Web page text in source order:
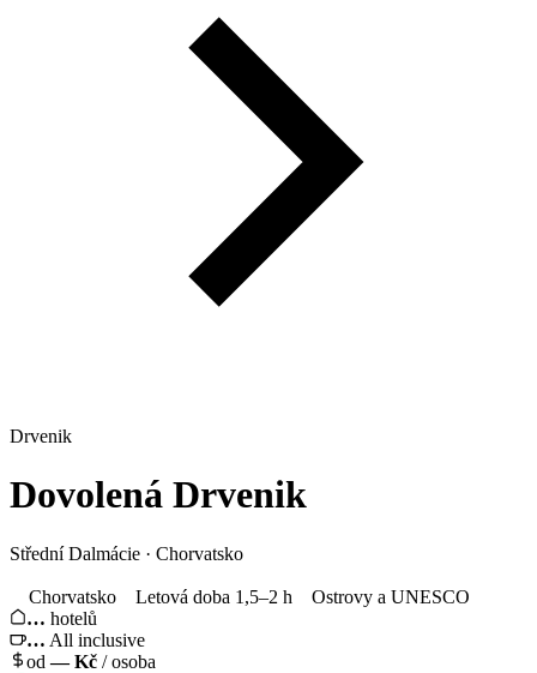
Drvenik
Dovolená Drvenik
Střední Dalmácie · Chorvatsko
Chorvatsko Letová doba 1,5–2 h
Ostrovy a UNESCO
… hotelů
… All inclusive
od—Kč / osoba